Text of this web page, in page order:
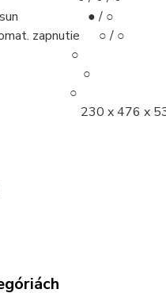
posun ● / ○
zapnutie ○ / ○
○
○
○
x V) 230 x 476 x